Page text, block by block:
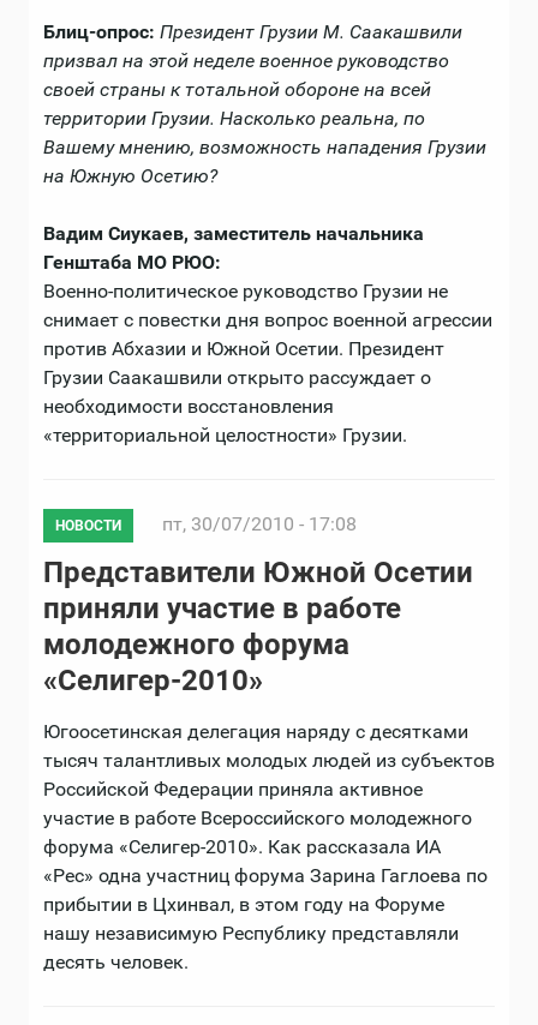
Блиц-опрос: Президент Грузии М. Саакашвили
призвал на этой неделе военное руководство
своей страны к тотальной обороне на всей
территории Грузии. Насколько реальна, по
Вашему мнению, возможность нападения Грузии
на Южную Осетию?
Вадим Сиукаев, заместитель начальника
Генштаба МО РЮО:
Военно-политическое руководство Грузии не
снимает с повестки дня вопрос военной агрессии
против Абхазии и Южной Осетии. Президент
Грузии Саакашвили открыто рассуждает о
необходимости восстановления
«территориальной целостности» Грузии.
НОВОСТИ пт, 30/07/2010 - 17:08
Представители Южной Осетии
приняли участие в работе
молодежного форума
«Селигер-2010»
Югоосетинская делегация наряду с десятками
тысяч талантливых молодых людей из субъектов
Российской Федерации приняла активное
участие в работе Всероссийского молодежного
форума «Селигер-2010». Как рассказала ИА
«Рес» одна участниц форума Зарина Гаглоева по
прибытии в Цхинвал, в этом году на Форуме
нашу независимую Республику представляли
десять человек.